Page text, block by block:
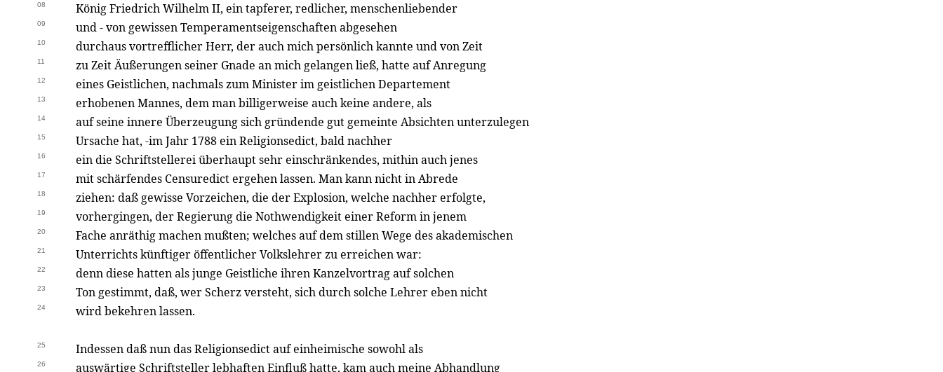
08 König Friedrich Wilhelm II, ein tapferer, redlicher, menschenliebender
09 und - von gewissen Temperamentseigenschaften abgesehen
10 durchaus vortrefflicher Herr, der auch mich persönlich kannte und von Zeit
11 zu Zeit Äußerungen seiner Gnade an mich gelangen ließ, hatte auf Anregung
12 eines Geistlichen, nachmals zum Minister im geistlichen Departement
13 erhobenen Mannes, dem man billigerweise auch keine andere, als
14 auf seine innere Überzeugung sich gründende gut gemeinte Absichten unterzulegen
15 Ursache hat, -im Jahr 1788 ein Religionsedict, bald nachher
16 ein die Schriftstellerei überhaupt sehr einschränkendes, mithin auch jenes
17 mit schärfendes Censuredict ergehen lassen. Man kann nicht in Abrede
18 ziehen: daß gewisse Vorzeichen, die der Explosion, welche nachher erfolgte,
19 vorhergingen, der Regierung die Nothwendigkeit einer Reform in jenem
20 Fache anräthig machen mußten; welches auf dem stillen Wege des akademischen
21 Unterrichts künftiger öffentlicher Volkslehrer zu erreichen war:
22 denn diese hatten als junge Geistliche ihren Kanzelvortrag auf solchen
23 Ton gestimmt, daß, wer Scherz versteht, sich durch solche Lehrer eben nicht
24 wird bekehren lassen.
25 Indessen daß nun das Religionsedict auf einheimische sowohl als
26 auswärtige Schriftsteller lebhaften Einfluß hatte, kam auch meine Abhandlung